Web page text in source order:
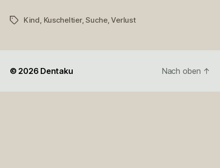
Schlagwörter
Kind Kuscheltier,Suche,Verlust
© 2026 Dentaku Nach oben ↑